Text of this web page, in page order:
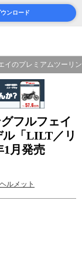
ウンロード
イのプレミアムツーリ
フルフェイ
「LILT／リ
1月発売
ヘルメット